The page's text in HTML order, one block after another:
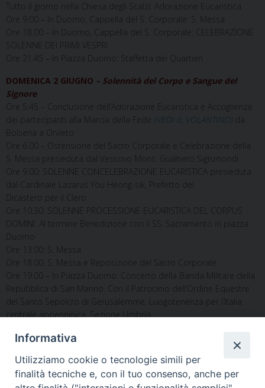
Tutto il giorno nella Chiesa degli Scalzi: Adorazione Eucaristica
Ore 9.00 – In Duomo, Cappella del S. Corporale: S. Messa
Ore 18.00 – In Duomo, Cappella del S. Corporale: CELEBRAZIONE
SOLENNE DEI PRIMI VESPRI
Ore 21.45 – In Piazza Duomo: Staffetta dei Quartieri
DOMENICA 2 GIUGNO – Solennità del Corpo e Sangue del
Signore
Ore 5.45 – Conclusione dell’Adorazione Eucaristica e Accoglienza
dei partecipanti alla Marcia della Fede (VEDI IL VOLANTINO) da
Bolsena a Orvieto
Ore 6.00 – Ostensione del Sacro Corporale e Celebrazione della
S. Messa presieduta dal Vescovo Mons. Gualtiero Sigismondi
Ore 9.00: SOLENNE CONCELEBRAZIONE EUCARISTICA presieduta
dal Cardinale Lazarus You Heong-sik, Prefetto del
Dicastero per il Clero
Ore 10.30: SOLENNE PROCESSIONE EUCARISTICA DEL CORPUS
DOMINI. Al termine Benedizione con il SS. Sacramento in piazza
Duomo
Ore 13.00: S. Messa
Ore 18.00: S. Messa e Reposizione del Sacro Corporale
Ore 19.00 – In Piazza Duomo: Concerto della Banda Militare della
Repubblica di San Marino. Con il Patrocinio dell’Ordine Equestre
del Santo Sepolcro di Gerusalemme, Luogotenenza per l’Italia
centrale appenninica, Sezione Umbria
Informativa
Utilizziamo cookie o tecnologie simili per
finalità tecniche e, con il tuo consenso, anche per